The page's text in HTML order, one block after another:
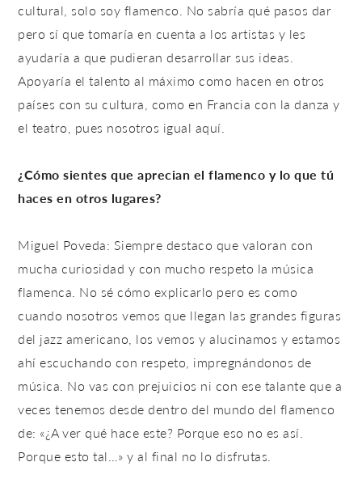
cultural, solo soy flamenco. No sabría qué pasos dar
pero sí que tomaría en cuenta a los artistas y les
ayudaría a que pudieran desarrollar sus ideas.
Apoyaría el talento al máximo como hacen en otros
países con su cultura, como en Francia con la danza y
el teatro, pues nosotros igual aquí.
¿Cómo sientes que aprecian el flamenco y lo que tú
haces en otros lugares?
Miguel Poveda: Siempre destaco que valoran con
mucha curiosidad y con mucho respeto la música
flamenca. No sé cómo explicarlo pero es como
cuando nosotros vemos que llegan las grandes figuras
del jazz americano, los vemos y alucinamos y estamos
ahí escuchando con respeto, impregnándonos de
música. No vas con prejuicios ni con ese talante que a
veces tenemos desde dentro del mundo del flamenco
de: «¿A ver qué hace este? Porque eso no es así.
Porque esto tal…» y al final no lo disfrutas.